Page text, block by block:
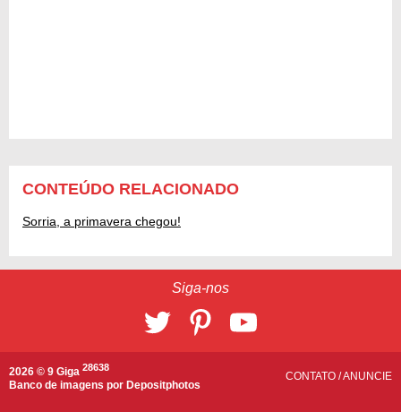
CONTEÚDO RELACIONADO
Sorria, a primavera chegou!
Siga-nos
2026 © 9 Giga 28638
Banco de imagens por Depositphotos
CONTATO /ANUNCIE